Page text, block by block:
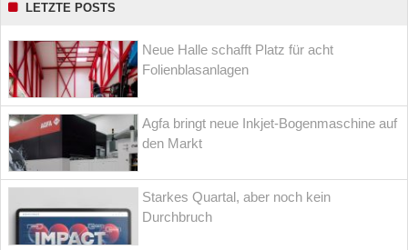
LETZTE POSTS
Neue Halle schafft Platz für acht
Folienblasanlagen
Agfa bringt neue Inkjet-Bogenmaschine auf
den Markt
Starkes Quartal, aber noch kein
Durchbruch